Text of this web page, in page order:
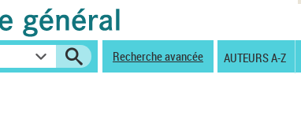
Recherche avancée AUTEURS A-Z